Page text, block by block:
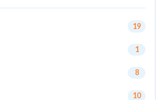
19
1
8
10